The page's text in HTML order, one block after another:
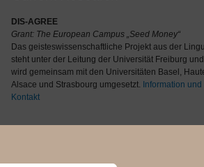
DIS-AGREE
Grant: The European Campus „Seed Money“
Das geisteswissenschaftliche Projekt aus der
steht unter der Leitung der Universität Freiburg und
wird gemeinsam mit den Universitäten Basel,
Alsace und Strasbourg umgesetzt. Information und
Kontakt